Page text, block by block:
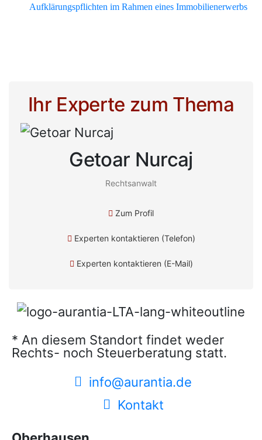
Aufklärungspflichten im Rahmen eines Immobilienerwerbs
Ihr Experte zum Thema
Getoar Nurcaj
Rechtsanwalt
Zum Profil
Experten kontaktieren (Telefon)
Experten kontaktieren (E-Mail)
* An diesem Standort findet weder
Rechts- noch Steuerberatung statt.
info@aurantia.de
Kontakt